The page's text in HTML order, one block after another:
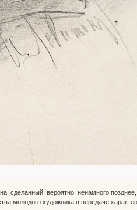
сделанный, вероятно, ненамного
молодого художника в передаче